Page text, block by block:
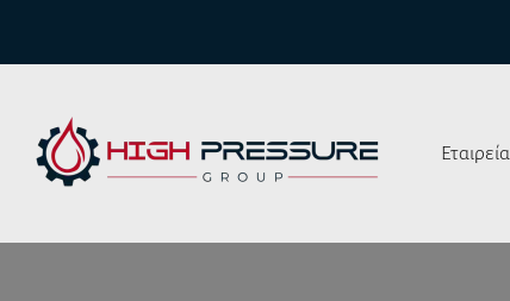
Εταιρεία